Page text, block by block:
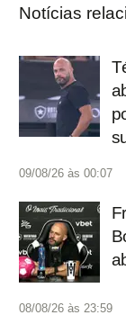
Notícias
09/08/26 às 00:07
08/08/26 às 23:59